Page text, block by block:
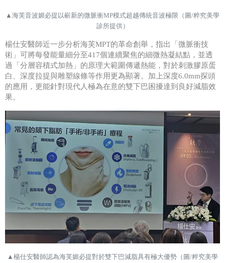
▲ 海芙音波媚必提以嶄新的微脈衝MP模式超越傳統音波極限 （圖/粹究美學
診所提供）
楊仕安醫師近一步分析海芙MPT的革命創舉，指出「微脈衝技
術」可將每發能量細分至417個連續聚焦的細微熱凝結點，並透
過「分層容積式加熱」的原理大範圍傳遞熱能，對於刺激膠原蛋
白、深度拉提與雕塑線條等作用更為顯著。加上深度6.0mm探頭
的應用，更能針對現代人極為在意的雙下巴困擾達到良好減脂效
果。
▲ 楊仕安醫師認為海芙媚必提對於雙下巴減脂具有極大優勢（圖/粹究美學